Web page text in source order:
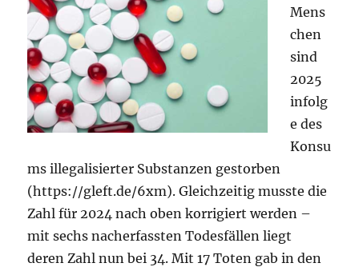
Mens
chen
sind
2025
infolg
e des
Konsu
ms illegalisierter Substanzen gestorben
(https://gleft.de/6xm). Gleichzeitig musste die
Zahl für 2024 nach oben korrigiert werden –
mit sechs nacherfassten Todesfällen liegt
deren Zahl nun bei 34. Mit 17 Toten gab in den